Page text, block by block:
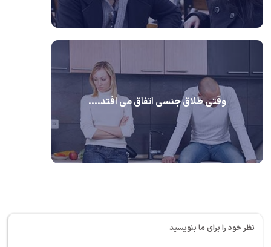
وقتی طلاق جنسی اتفاق می افتد....
نظر خود را برای ما بنویسید